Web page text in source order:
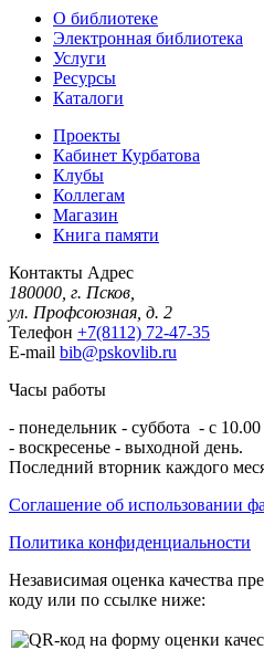
О библиотеке
Электронная библиотека
Услуги
Ресурсы
Каталоги
Проекты
Кабинет Курбатова
Клубы
Коллегам
Магазин
Книга памяти
Контакты Адрес
180000, г. Псков,
ул. Профсоюзная, д. 2
Телефон +7(8112) 72-47-35
E-mail bib@pskovlib.ru
Часы работы
- понедельник - суббота - с
- воскресенье - выходной день.
Последний вторник каждого
Соглашение об использовании
Политика конфиденциальности
Независимая оценка качества
коду или по ссылке ниже: